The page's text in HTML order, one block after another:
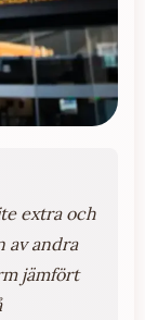
extra och
av andra
jämfört